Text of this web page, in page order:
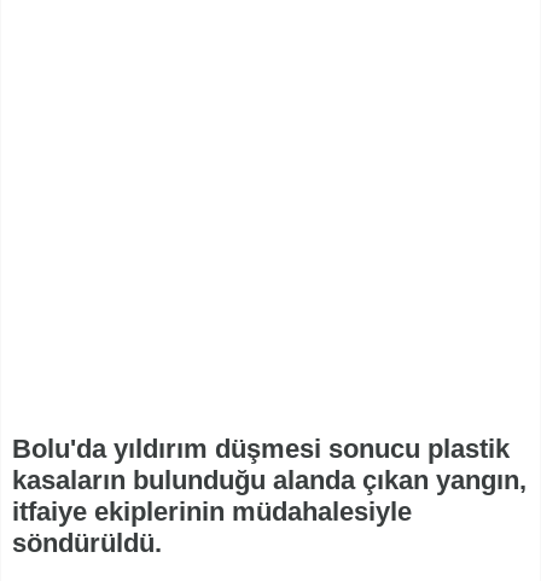
Bolu'da yıldırım düşmesi sonucu plastik
kasaların bulunduğu alanda çıkan yangın,
itfaiye ekiplerinin müdahalesiyle
söndürüldü.